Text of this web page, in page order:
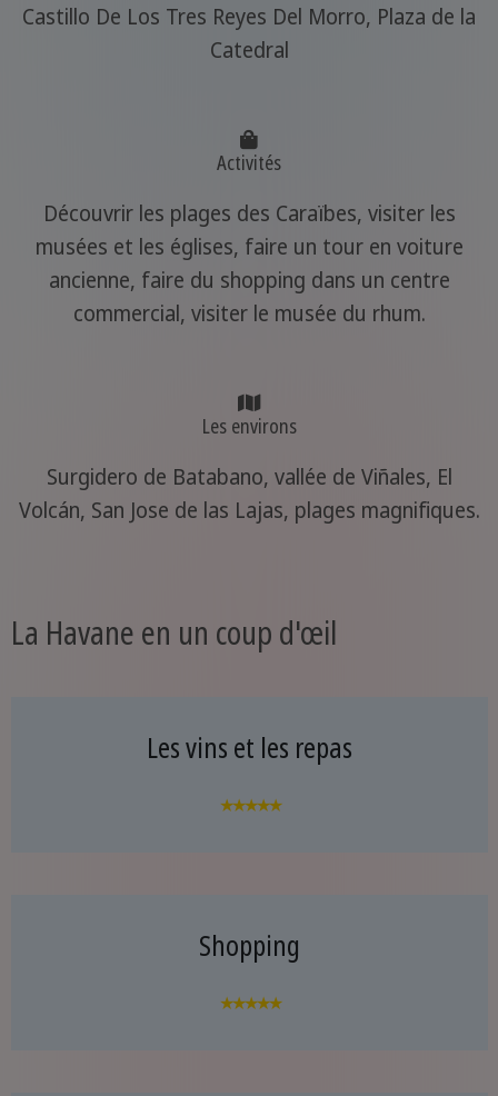
Castillo De Los Tres Reyes Del Morro, Plaza de la
Catedral
Activités
Découvrir les plages des Caraïbes, visiter les
musées et les églises, faire un tour en voiture
ancienne, faire du shopping dans un centre
commercial, visiter le musée du rhum.
Les environs
Surgidero de Batabano, vallée de Viñales, El
Volcán, San Jose de las Lajas, plages magnifiques.
La Havane en un coup d'œil
Les vins et les repas
★★★★★
Shopping
★★★★★